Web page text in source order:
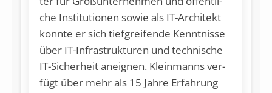
che In­sti­tu­tio­nen so­wie als IT-Ar­chi­tekt
konn­te er sich tief­grei­fen­de Kennt­nis­se
über IT-In­fra­struk­tu­ren und tech­ni­sche
IT-Si­cher­heit an­eig­nen. Klein­manns ver­
fügt über mehr als 15 Jah­re Er­fah­rung